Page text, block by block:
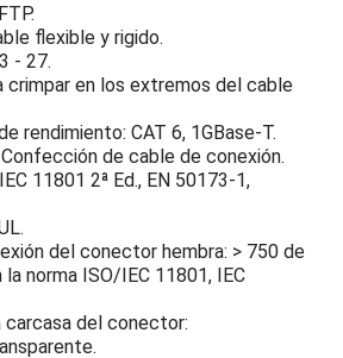
flexible y rigido.
- 27.
crimpar en los extremos del cable
rendimiento: CAT 6, 1GBase-T.
de cable de conexión.
11801 2ª Ed., EN 50173-1,
del conector hembra: > 750 de
norma ISO/IEC 11801, IEC
carcasa del conector: